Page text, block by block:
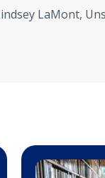
LaMont,